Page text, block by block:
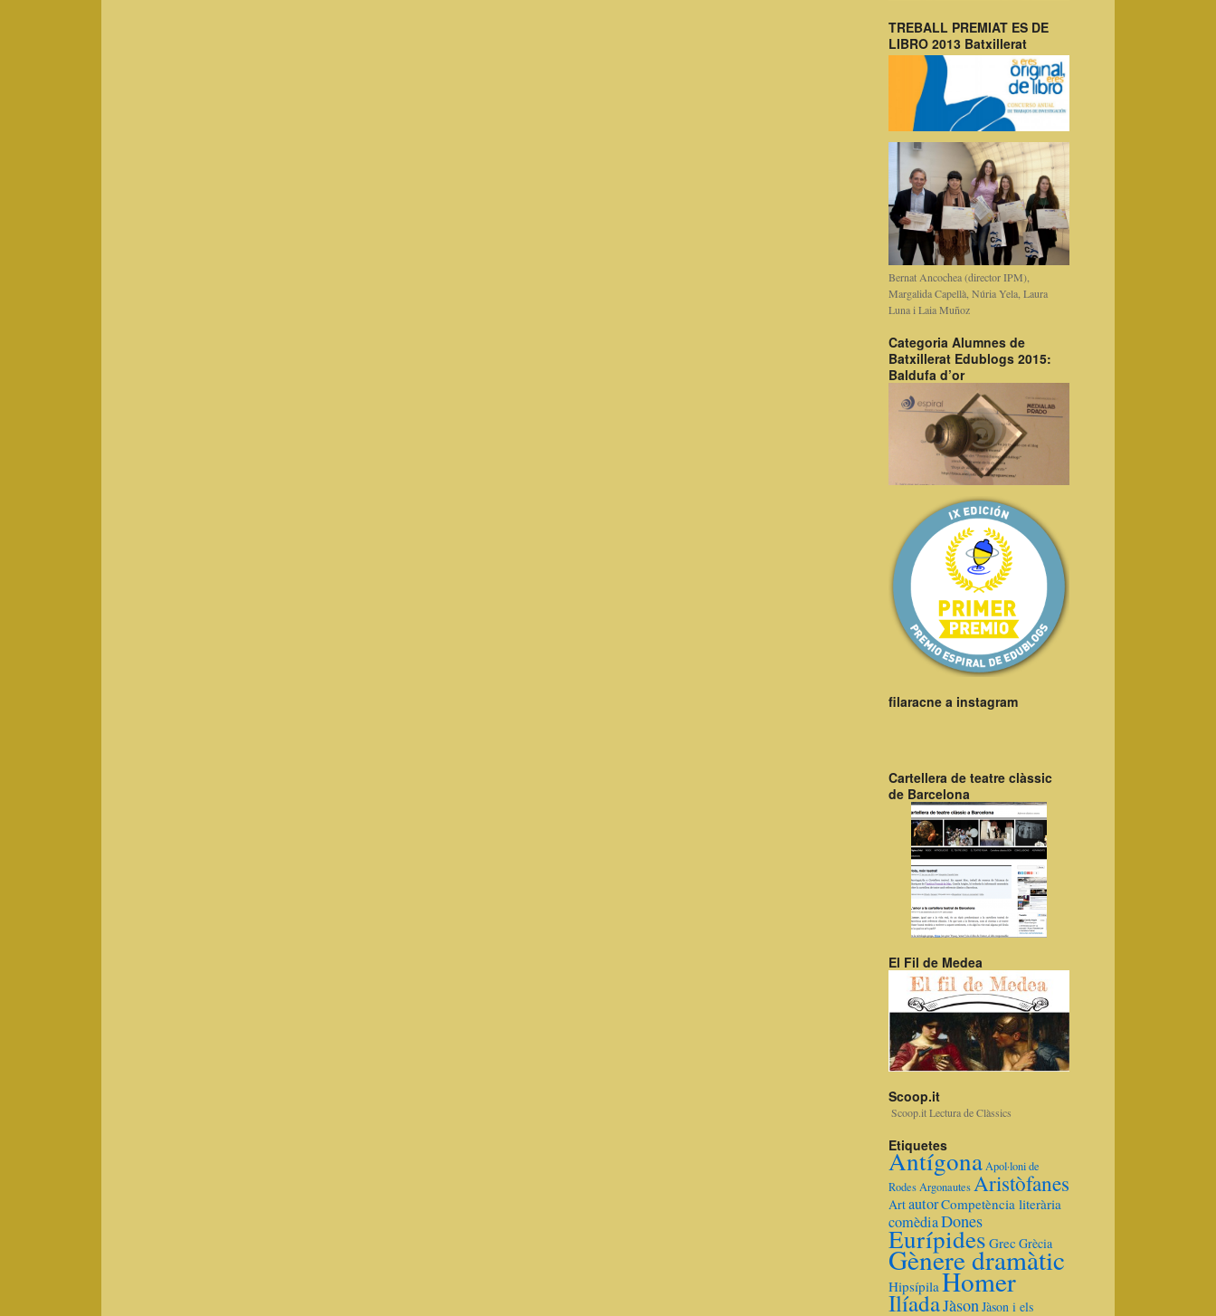
TREBALL PREMIAT ES DE
LIBRO 2013 Batxillerat
Bernat Ancochea (director IPM),
Margalida Capellà, Núria Yela, Laura
Luna i Laia Muñoz
Categoria Alumnes de
Batxillerat Edublogs 2015:
Baldufa d’or
filaracne a instagram
Cartellera de teatre clàssic
de Barcelona
El Fil de Medea
Scoop.it
Scoop.it Lectura de Clàssics
Etiquetes
AntígonaApol·loni de
RodesArgonautesAristòfanes
ArtautorCompetència literària
comèdiaDones
Eurípides Grec Grècia
Gènere dramàtic
Hipsípila Homer
IlíadaJàsonJàson i els